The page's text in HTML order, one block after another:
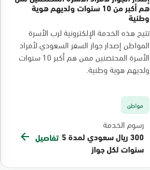
هم أكبر من 10 سنوات ولديهم هوية
وطنية
تتيح هذه الخدمة الإلكترونية لرب الأسرة
المواطن إصدار جواز السفر السعودي لأفراد
الأسرة المحتضنين ممن هم أكبر 10 سنوات
ولديهم هوية وطنية.
مواطن
رسوم الخدمة
300 ريال سعودي لمدة 5
سنوات لكل جواز
تفاصيل